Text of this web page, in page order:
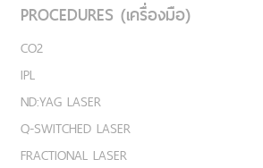
PROCEDURES (เครื่องมือ)
CO2
IPL
ND:YAG LASER
Q-SWITCHED LASER
FRACTIONAL LASER